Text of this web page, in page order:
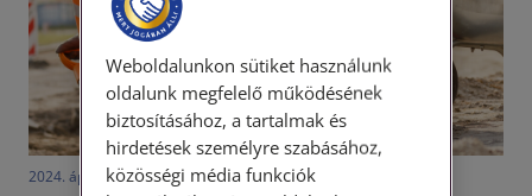
2024. április 17. • LegitiMoadmin
Weboldalunkon sütiket használunk
oldalunk megfelelő működésének
biztosításához, a tartalmak és
hirdetések személyre szabásához,
közösségi média funkciók